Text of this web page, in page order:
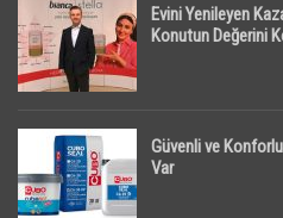
Evini Yenileyen
Konutun Değerini
Güvenli ve Konforlu
Var